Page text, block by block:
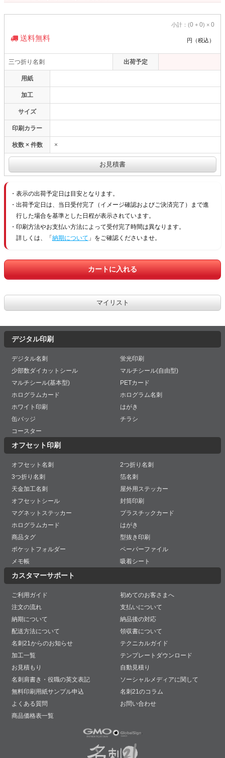
三つ折り名刺
用紙
加工
サイズ
印刷カラー
枚数 × 件数
出荷予定
×
小計：(0 + 0) × 0
送料無料 円（税込）
表示の出荷予定日は目安となります。
出荷予定日は、当日受付完了（イメージ確認およびご決済完了）まで進
行した場合を基準とした日程が表示されています。
印刷方法やお支払い方法によって受付完了時間は異なります。
詳しくは、「 納期について 」をご確認くださいませ。
デジタル印刷
デジタル名刺
蛍光印刷
少部数ダイカットシール
マルチシール(自由型)
マルチシール(基本型)
PETカード
ホログラムカード
ホログラム名刺
ホワイト印刷
はがき
缶バッジ
チラシ
コースター
オフセット印刷
オフセット名刺
2つ折り名刺
3つ折り名刺
箔名刺
天金加工名刺
屋外用ステッカー
オフセットシール
封筒印刷
マグネットステッカー
プラスチックカード
ホログラムカード
はがき
商品タグ
型抜き印刷
ポケットフォルダー
ペーパーファイル
メモ帳
吸着シート
カスタマーサポート
ご利用ガイド
初めてのお客さまへ
注文の流れ
支払いについて
納期について
納品後の対応
配送方法について
領収書について
名刺21からのお知らせ
テクニカルガイド
加工一覧
テンプレートダウンロード
お見積もり
自動見積り
名刺肩書き・役職の英文表記
ソーシャルメディアに関して
無料印刷用紙サンプル申込
名刺21のコラム
よくある質問
お問い合わせ
商品価格表一覧